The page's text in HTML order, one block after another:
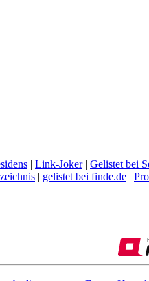
| Link-Joker| Gelistet bei
| gelistet bei finde.de |